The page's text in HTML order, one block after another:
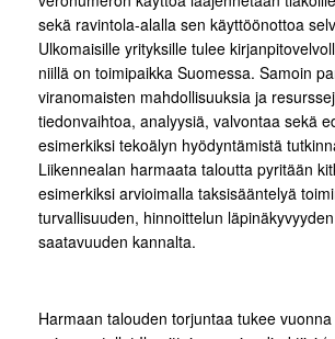
sekä ravintola-alalla sen käyttöönottoa
Ulkomaisille yrityksille tulee
niillä on toimipaikka Suomessa. Samoin
viranomaisten mahdollisuuksia ja
tiedonvaihtoa, analyysiä, valvontaa sekä
esimerkiksi tekoälyn hyödyntämistä
Liikennealan harmaata taloutta pyritään
esimerkiksi arvioimalla taksisääntelyä
turvallisuuden, hinnoittelun
saatavuuden kannalta.
Harmaan talouden torjuntaa tukee